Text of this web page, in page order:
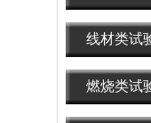
线材类试
燃烧类试